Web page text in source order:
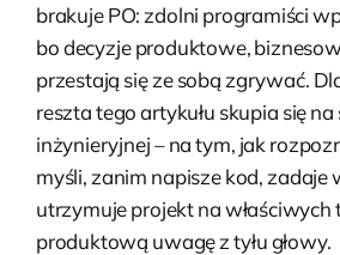
brakuje PO: zdolni programiści
bo decyzje produktowe,
przestają się ze sobą zgrywać.
reszta tego artykułu skupia się
inżynieryjnej – na tym, jak
myśli, zanim napisze kod, zadaje
utrzymuje projekt na właściwych
produktową uwagę z tyłu głowy.